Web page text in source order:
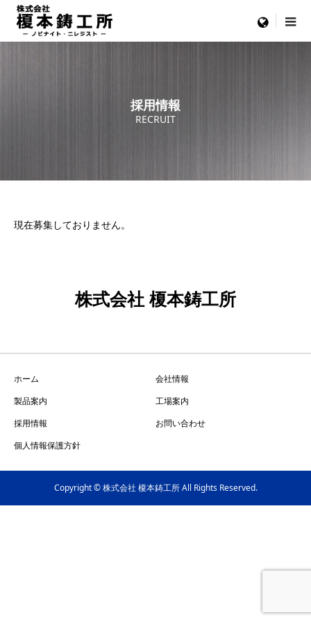
menu
採用情報
RECRUIT
現在募集しておりません。
株式会社 榎本鋳工所
ホーム
会社情報
製品案内
工場案内
採用情報
お問い合わせ
個人情報保護方針
Copyright © 株式会社 榎本鋳工所 All Rights Reserved.